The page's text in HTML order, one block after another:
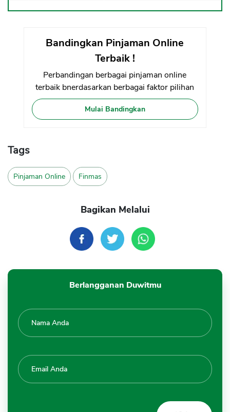
Bandingkan Pinjaman Online
Terbaik !
Perbandingan berbagai pinjaman online
terbaik bnerdasarkan berbagai faktor pilihan
Mulai Bandingkan
Tags
Pinjaman Online Finmas
Bagikan Melalui
Berlangganan Duwitmu